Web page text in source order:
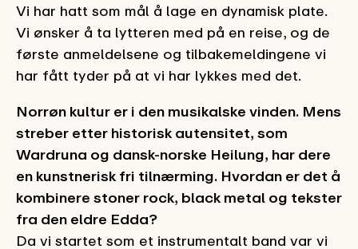
Vi har hatt som mål å lage en dynamisk plate.
Vi ønsker å ta lytteren med på en reise, og de
første anmeldelsene og tilbakemeldingene vi
har fått tyder på at vi har lykkes med det.
Norrøn kultur er i den musikalske vinden. Mens
streber etter historisk autensitet, som
Wardruna og dansk-norske Heilung, har dere
en kunstnerisk fri tilnærming. Hvordan er det å
kombinere stoner rock, black metal og tekster
fra den eldre Edda?
Da vi startet som et instrumentalt band var vi